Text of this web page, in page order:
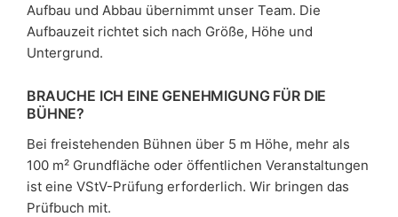
Aufbau und Abbau übernimmt unser Team. Die
Aufbauzeit richtet sich nach Größe, Höhe und
Untergrund.
BRAUCHE ICH EINE GENEHMIGUNG FÜR DIE
BÜHNE?
Bei freistehenden Bühnen über 5 m Höhe, mehr als
100 m² Grundfläche oder öffentlichen Veranstaltungen
ist eine VStV-Prüfung erforderlich. Wir bringen das
Prüfbuch mit.